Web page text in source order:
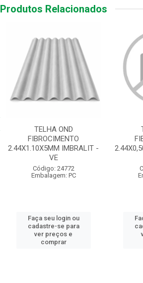
Produtos Relacionados
TELHA OND
FIBROCIMENTO
2.44X1.10X5MM IMBRALIT -
VE
Código: 24772
Embalagem: PC
Faça seu login ou
cadastre-se para
ver preços e
comprar